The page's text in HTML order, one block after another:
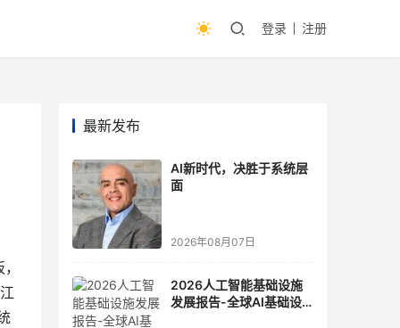
登录 注册
最新发布
AI新时代，决胜于系统层
面
2026年08月07日
2026人工智能基础设施
发展报告-全球AI基础设